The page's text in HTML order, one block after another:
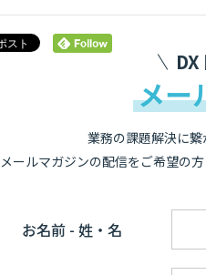
メー
業務の課題解決に繋
メールマガジンの配信をご希望の
お名前 - 姓・名